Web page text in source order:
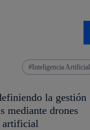
Inteligencia Artificial
la gestión
mediante drones
artificial